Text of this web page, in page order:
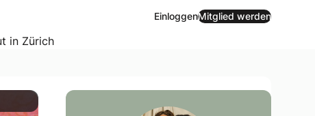
EinloggenMitglied werden
in Zürich